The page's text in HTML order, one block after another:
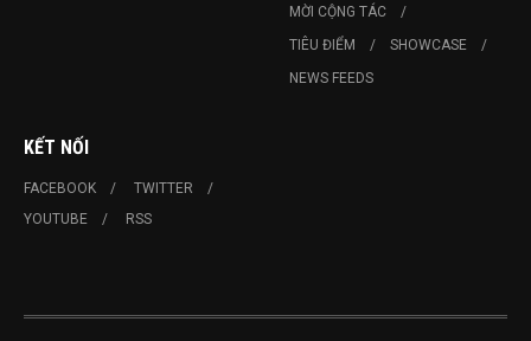
MỜI CỘNG TÁC
TIÊU ĐIỂM
SHOWCASE
NEWS FEEDS
KẾT NỐI
FACEBOOK
TWITTER
YOUTUBE
RSS